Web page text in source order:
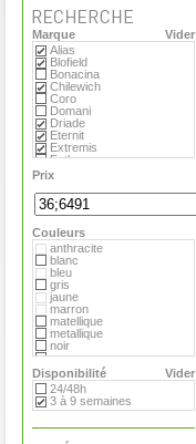
Vider
Marque
Alias
Blofield
Bonacina
Chilewich
Coro
Domani
Driade
Eternit
Extremis
Fatboy
Flora
Foscarini
Gandia Blasco
Hay
MDF
Magis
Marimekko
Matière Grise
Moroso
Paola Lenti
Plank
Pop Corn
Roda
Serralunga
Tribu
Vange
Versus
Viteo
Prix
Couleurs
anthracite
blanc
bleu
gris
jaune
marron
matellique
metallique
noir
orange
rouge
transparent
vert
Vider
Disponibilité
24/48h
3 à 9 semaines